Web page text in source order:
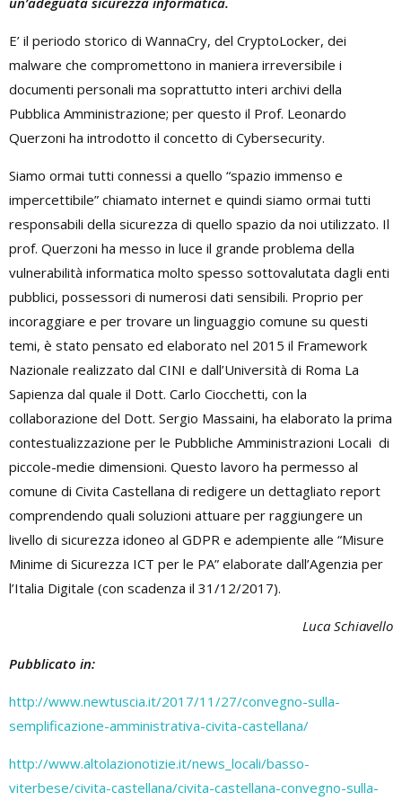
E’ il periodo storico di WannaCry, del CryptoLocker, dei
malware che compromettono in maniera irreversibile i
documenti personali ma soprattutto interi archivi della
Pubblica Amministrazione; per questo il Prof. Leonardo
Querzoni ha introdotto il concetto di Cybersecurity.
Siamo ormai tutti connessi a quello “spazio immenso e
impercettibile” chiamato internet e quindi siamo ormai tutti
responsabili della sicurezza di quello spazio da noi utilizzato. Il
prof. Querzoni ha messo in luce il grande problema della
vulnerabilità informatica molto spesso sottovalutata dagli enti
pubblici, possessori di numerosi dati sensibili. Proprio per
incoraggiare e per trovare un linguaggio comune su questi
temi, è stato pensato ed elaborato nel 2015 il Framework
Nazionale realizzato dal CINI e dall’Università di Roma La
Sapienza dal quale il Dott. Carlo Ciocchetti, con la
collaborazione del Dott. Sergio Massaini, ha elaborato la prima
contestualizzazione per le Pubbliche Amministrazioni Locali di
piccole-medie dimensioni. Questo lavoro ha permesso al
comune di Civita Castellana di redigere un dettagliato report
comprendendo quali soluzioni attuare per raggiungere un
livello di sicurezza idoneo al GDPR e adempiente alle “Misure
Minime di Sicurezza ICT per le PA” elaborate dall’Agenzia per
l’Italia Digitale (con scadenza il 31/12/2017).
Luca Schiavello
Pubblicato in:
http://www.newtuscia.it/2017/11/27/convegno-sulla-
semplificazione-amministrativa-civita-castellana/
http://www.altolazionotizie.it/news_locali/basso-
viterbese/civita-castellana/civita-castellana-convegno-sulla-